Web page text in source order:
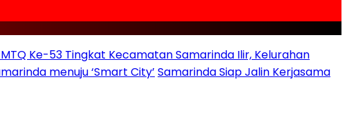
Ke-53 Tingkat Kecamatan Samarinda Ilir, Kelurahan
menuju ‘Smart City’ Samarinda Siap Jalin Kerjasama